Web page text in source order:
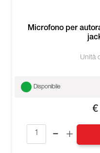
Microfono per
Unità
Disponibile
€